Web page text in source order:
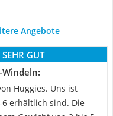
Angebote
SEHR GUT
Windeln:
Huggies. Uns ist
erhältlich sind. Die